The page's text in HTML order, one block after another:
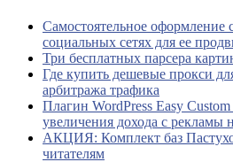
Самостоятельное оформление
социальных сетях для ее
Три бесплатных парсера
Где купить дешевые прокси
арбитража трафика
Плагин WordPress Easy
увеличения дохода с рекламы
АКЦИЯ: Комплект баз
читателям